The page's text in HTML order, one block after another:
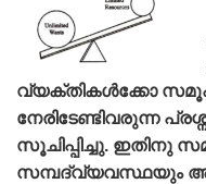
വ്യക്തികള്‍ക്കോ
നേരിടേണ്ടിവരുന്ന
സൂചിപ്പിച്ചു. ഇതിനു
സമ്പദ്‌വ്യവസ്ഥയും